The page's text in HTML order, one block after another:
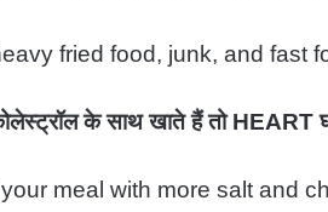
fried food, junk, and fast
के साथ खाते हैं तो HEART
meal with more salt and